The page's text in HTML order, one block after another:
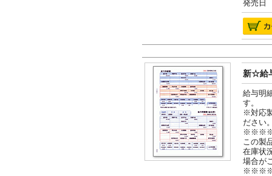
発売日
新☆給
給与明
す。
※対応
ださい
この製
在庫状
場合が